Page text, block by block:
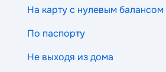
На карту с нулевым балансом
По паспорту
Не выходя из дома